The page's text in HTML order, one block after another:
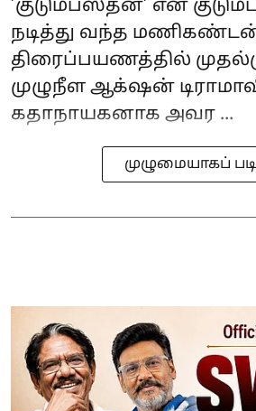
’குடும்பஸ்தன்’ என
நடித்து வந்த
திரைப்பயணத்தில்
முழுநீள ஆக்‌ஷன்
கதாநாயகனாக அவர ...
முழுமையாகப்